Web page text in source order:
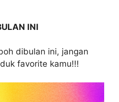
INI
dibulan ini, jangan
favorite kamu!!!